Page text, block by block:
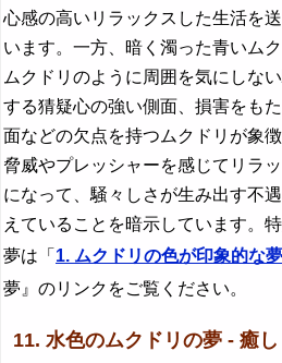
心感の高いリラックスした生活を
います。一方、暗く濁った青いム
ムクドリのように周囲を気にしな
する猜疑心の強い側面、損害をも
面などの欠点を持つムクドリが象
脅威やプレッシャーを感じてリラ
になって、騒々しさが生み出す不
えていることを暗示しています。
夢は「 1. ムクドリの色が印象的な夢
夢』のリンクをご覧ください。
11. 水色のムクドリの夢 - 癒